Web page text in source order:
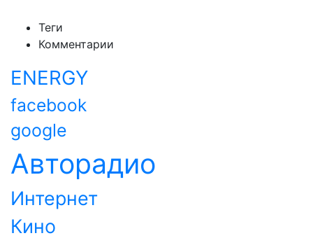
Теги
Комментарии
ENERGY
facebook
google
Авторадио
Интернет
Кино